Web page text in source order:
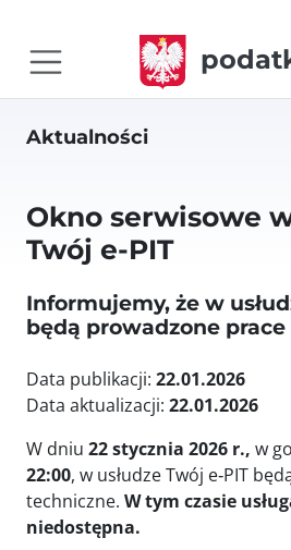
Aktualności
Okno serwisowe
Twój e-PIT
Informujemy, że w
będą prowadzone
Data publikacji: 22.01.2026
Data aktualizacji: 22.01.2026
W dniu 22 stycznia 2026 r., w
22:00, w usłudze Twój e‑PIT
techniczne. W tym czasie
niedostępna.